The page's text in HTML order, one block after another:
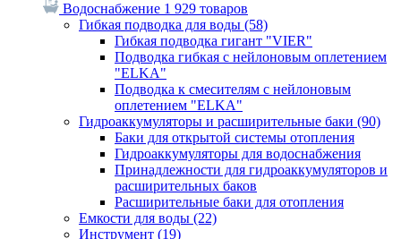
Водоснабжение 1 929 товаров
Гибкая подводка для воды (58)
Гибкая подводка гигант "VIER"
Подводка гибкая с нейлоновым оплетением
"ELKA"
Подводка к смесителям с нейлоновым
оплетением "ELKA"
Гидроаккумуляторы и расширительные баки (90)
Баки для открытой системы отопления
Гидроаккумуляторы для водоснабжения
Принадлежности для гидроаккумуляторов и
расширительных баков
Расширительные баки для отопления
Емкости для воды (22)
Инструмент (19)